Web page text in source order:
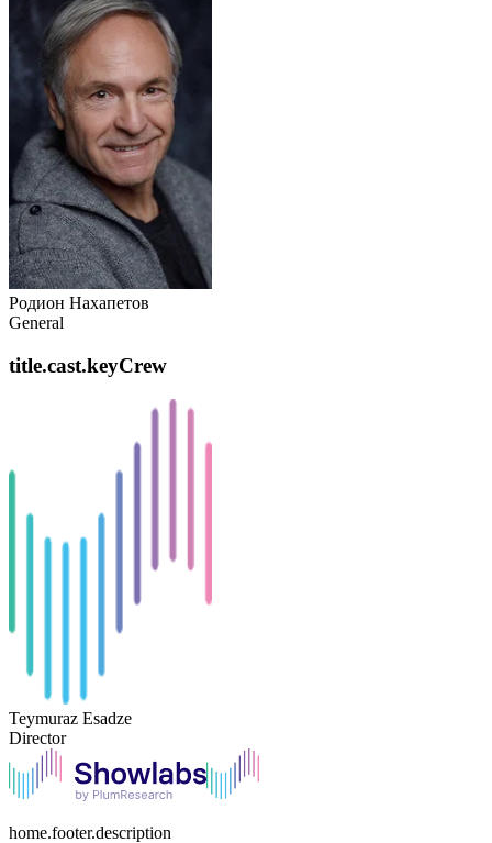
Родион Нахапетов
General
title.cast.keyCrew
Teymuraz Esadze
Director
home.footer.description